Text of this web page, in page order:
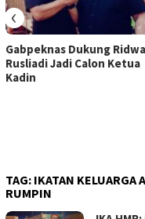
Gabpeknas Dukung
Rusliadi Jadi Calon Ketua
Kadin
‹
TAG: IKATAN KELUARGA
RUMPIN